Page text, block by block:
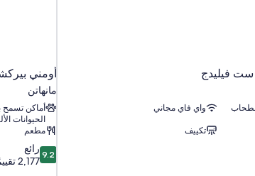
فيليدج
واي فاي مجاني
تكييف
أومني
مانهاتن
أماكن
الحيوانات
مطعم
9.2
من
9.2 رائع
2,177 تقييمًا